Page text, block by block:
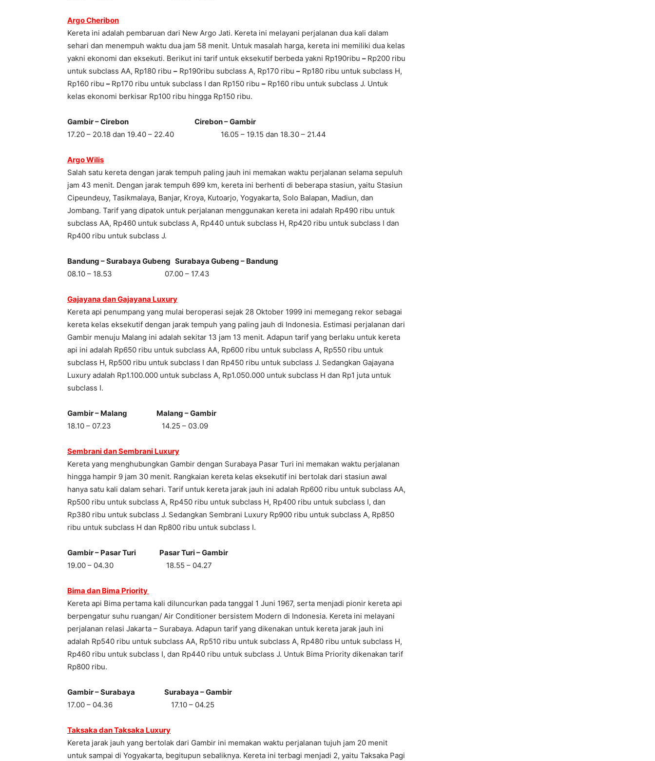
Argo Cheribon
Kereta ini adalah pembaruan dari New Argo Jati. Kereta ini melayani perjalanan dua kali dalam
sehari dan menempuh waktu dua jam 58 menit. Untuk masalah harga, kereta ini memiliki dua kelas
yakni ekonomi dan eksekuti. Berikut ini tarif untuk eksekutif berbeda yakni Rp190ribu – Rp200 ribu
untuk subclass AA, Rp180 ribu – Rp190ribu subclass A, Rp170 ribu – Rp180 ribu untuk subclass H,
Rp160 ribu – Rp170 ribu untuk subclass I dan Rp150 ribu – Rp160 ribu untuk subclass J. Untuk
kelas ekonomi berkisar Rp100 ribu hingga Rp150 ribu.
Gambir – Cirebon Cirebon – Gambir
17.20 – 20.18 dan 19.40 – 22.40 16.05 – 19.15 dan 18.30 – 21.44
Argo Wilis
Salah satu kereta dengan jarak tempuh paling jauh ini memakan waktu perjalanan selama sepuluh
jam 43 menit. Dengan jarak tempuh 699 km, kereta ini berhenti di beberapa stasiun, yaitu Stasiun
Cipeundeuy, Tasikmalaya, Banjar, Kroya, Kutoarjo, Yogyakarta, Solo Balapan, Madiun, dan
Jombang. Tarif yang dipatok untuk perjalanan menggunakan kereta ini adalah Rp490 ribu untuk
subclass AA, Rp460 untuk subclass A, Rp440 untuk subclass H, Rp420 ribu untuk subclass I dan
Rp400 ribu untuk subclass J.
Bandung – Surabaya Gubeng Surabaya Gubeng – Bandung
08.10 – 18.53 07.00 – 17.43
Gajayana dan Gajayana Luxury
Kereta api penumpang yang mulai beroperasi sejak 28 Oktober 1999 ini memegang rekor sebagai
kereta kelas eksekutif dengan jarak tempuh yang paling jauh di Indonesia. Estimasi perjalanan dari
Gambir menuju Malang ini adalah sekitar 13 jam 13 menit. Adapun tarif yang berlaku untuk kereta
api ini adalah Rp650 ribu untuk subclass AA, Rp600 ribu untuk subclass A, Rp550 ribu untuk
subclass H, Rp500 ribu untuk subclass I dan Rp450 ribu untuk subclass J. Sedangkan Gajayana
Luxury adalah Rp1.100.000 untuk subclass A, Rp1.050.000 untuk subclass H dan Rp1 juta untuk
subclass I.
Gambir – Malang Malang – Gambir
18.10 – 07.23 14.25 – 03.09
Sembrani dan Sembrani Luxury
Kereta yang menghubungkan Gambir dengan Surabaya Pasar Turi ini memakan waktu perjalanan
hingga hampir 9 jam 30 menit. Rangkaian kereta kelas eksekutif ini bertolak dari stasiun awal
hanya satu kali dalam sehari. Tarif untuk kereta jarak jauh ini adalah Rp600 ribu untuk subclass AA,
Rp500 ribu untuk subclass A, Rp450 ribu untuk subclass H, Rp400 ribu untuk subclass I, dan
Rp380 ribu untuk subclass J. Sedangkan Sembrani Luxury Rp900 ribu untuk subclass A, Rp850
ribu untuk subclass H dan Rp800 ribu untuk subclass I.
Gambir – Pasar Turi Pasar Turi – Gambir
19.00 – 04.30 18.55 – 04.27
Bima dan Bima Priority
Kereta api Bima pertama kali diluncurkan pada tanggal 1 Juni 1967, serta menjadi pionir kereta api
berpengatur suhu ruangan/ Air Conditioner bersistem Modern di Indonesia. Kereta ini melayani
perjalanan relasi Jakarta – Surabaya. Adapun tarif yang dikenakan untuk kereta jarak jauh ini
adalah Rp540 ribu untuk subclass AA, Rp510 ribu untuk subclass A, Rp480 ribu untuk subclass H,
Rp460 ribu untuk subclass I, dan Rp440 ribu untuk subclass J. Untuk Bima Priority dikenakan tarif
Rp800 ribu.
Gambir – Surabaya Surabaya – Gambir
17.00 – 04.36 17.10 – 04.25
Taksaka dan Taksaka Luxury
Kereta jarak jauh yang bertolak dari Gambir ini memakan waktu perjalanan tujuh jam 20 menit
untuk sampai di Yogyakarta, begitupun sebaliknya. Kereta ini terbagi menjadi 2, yaitu Taksaka Pagi